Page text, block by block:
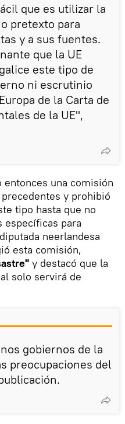
que es utilizar la
pretexto para
y a sus fuentes.
que la UE
este tipo de
ni escrutinio
de la Carta de
de la UE",
entonces una comisión
y prohibió
tipo hasta que no
específicas para
neerlandesa
esta comisión,
y destacó que la
solo servirá de
gobiernos de la
preocupaciones del